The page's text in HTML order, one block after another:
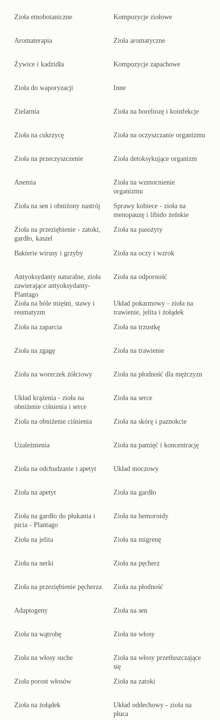
Zioła etnobotaniczne Kompozycje ziołowe
Aromaterapia Zioła aromatyczne
Żywice i kadzidła Kompozycje zapachowe
Zioła do waporyzacji Inne
Zielarnia Zioła na boreliozę i koinfekcje
Zioła na cukrzycę Zioła na oczyszczanie organizmu
Zioła na przeczyszczenie Zioła detoksykujące organizm
Anemia
Zioła na wzmocnienie
organizmu
Zioła na sen i obniżony nastrój
Sprawy kobiece - zioła na
menopauzę i libido żeńskie
Zioła na przeziębienie - zatoki,
gardło, kaszel
Zioła na pasożyty
Bakterie wirusy i grzyby Zioła na oczy i wzrok
Antyoksydanty naturalne, zioła
zawierające antyoksydanty-
Plantago
Zioła na odporność
Zioła na bóle mięśni, stawy i
reumatyzm
Układ pokarmowy - zioła na
trawienie, jelita i żołądek
Zioła na zaparcia
Zioła na trzustkę
Zioła na zgagę Zioła na trawienie
Zioła na woreczek żółciowy Zioła na płodność dla mężczyzn
Układ krążenia - zioła na
obniżenie ciśnienia i serce
Zioła na serce
Zioła na obniżenie ciśnienia Zioła na skórę i paznokcie
Uzależnienia Zioła na pamięć i koncentrację
Zioła na odchudzanie i apetyt Układ moczowy
Zioła na apetyt Zioła na gardło
Zioła na gardło do płukania i
picia - Plantago
Zioła na hemoroidy
Zioła na jelita Zioła na migrenę
Zioła na nerki Zioła na pęcherz
Zioła na przeziębienie pęcherza Zioła na płodność
Adaptogeny Zioła na sen
Zioła na wątrobę Zioła na włosy
Zioła na włosy suche
Zioła na włosy przetłuszczające
się
Zioła porost włosów
Zioła na zatoki
Zioła na żołądek
Układ oddechowy - zioła na
płuca